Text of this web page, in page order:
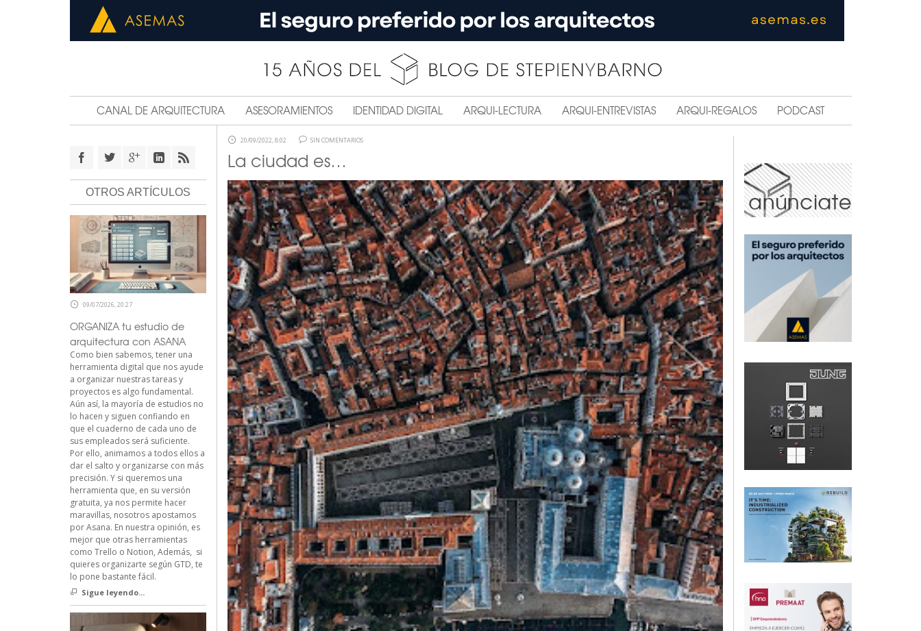
CANAL DE ARQUITECTURA ASESORAMIENTOS IDENTIDAD DIGITAL ARQUI-LECTURA ARQUI-ENTREVISTAS ARQUI-REGALOS PODCAST
20/09/2022, 8:02 SIN COMENTARIOS
La ciudad es…
OTROS ARTÍCULOS
09/07/2026, 20:27
ORGANIZA tu estudio de
arquitectura con ASANA
Como bien sabemos, tener una
herramienta digital que nos ayude
a organizar nuestras tareas y
proyectos es algo fundamental.
Aún así, la mayoría de estudios no
lo hacen y siguen confiando en
que el cuaderno de cada uno de
sus empleados será suficiente.
Por ello, animamos a todos ellos a
dar el salto y organizarse con más
precisión. Y si queremos una
herramienta que, en su versión
gratuita, ya nos permite hacer
maravillas, nosotros apostamos
por Asana. En nuestra opinión, es
mejor que otras herramientas
como Trello o Notion, Además, si
quieres organizarte según GTD, te
lo pone bastante fácil.
Sigue leyendo...